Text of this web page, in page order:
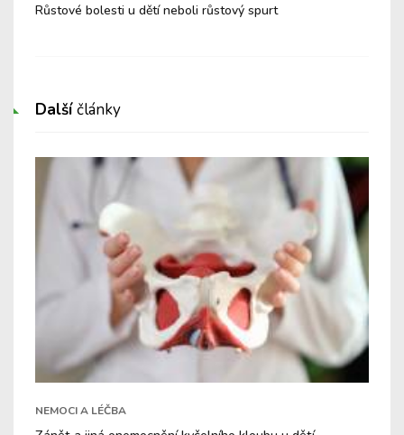
Růstové bolesti u dětí neboli růstový spurt
Dalšíčlánky
NEMOCI A LÉČBA